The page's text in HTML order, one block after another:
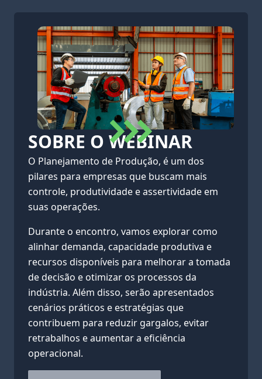
SOBRE O WEBINAR
O Planejamento de Produção, é um dos
pilares para empresas que buscam mais
controle, produtividade e assertividade em
suas operações.
Durante o encontro, vamos explorar como
alinhar demanda, capacidade produtiva e
recursos disponíveis para melhorar a tomada
de decisão e otimizar os processos da
indústria. Além disso, serão apresentados
cenários práticos e estratégias que
contribuem para reduzir gargalos, evitar
retrabalhos e aumentar a eficiência
operacional.